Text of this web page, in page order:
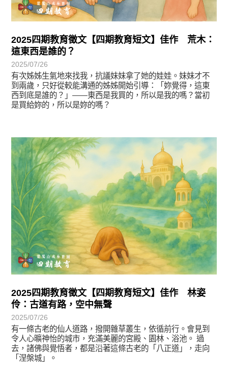
2025四期教育徵文【四期教育短文】佳作 荒木：
這東西是誰的？
2025/07/26
有次姊姊生氣地來找我，抗議妹妹拿了她的娃娃。妹妹才不
到兩歲，只好從較能溝通的姊姊開始引導：「妳覺得，這東
西到底是誰的？」——東西是我買的，所以是我的嗎？當初
是買給妳的，所以是妳的嗎？
2025四期教育徵文【四期教育短文】佳作 林姿
伶：古道有路，空中無聲
2025/07/26
有一條古老的仙人道路，撥開雜草叢生，依循前行。會見到
令人心曠神怡的城市，充滿美麗的宮殿、園林、浴池。 過
去，諸佛與覺悟者，都是沿著這條古老的「八正道」，走向
「涅槃城」。
徵文賞析